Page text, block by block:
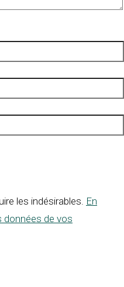
les indésirables. En
données de vos